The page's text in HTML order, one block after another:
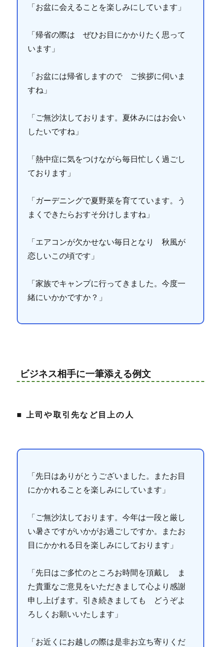
「お盆に会えることを楽しみにしています」
「帰省の際は ぜひお目にかかりたく思って
います」
「お盆には帰省しますので ご挨拶に伺いま
すね」
「ご無沙汰しております。夏休みにはお会い
したいですね」
「熱中症に気をつけながら毎日忙しく過ごし
ております」
「ガーデニングで夏野菜を育てています。う
まくできたらおすそ分けしますね」
「エアコンが欠かせない毎日となり 秋風が
恋しいこの頃です」
「家族でキャンプに行ってきました。今度一
緒にいかかですか？」
ビジネス相手に一筆添える例文
■ 上司や取引先など目上の人
「先日はありがとうございました。またお目
にかかれることを楽しみにしています」
「ご無沙汰しております。今年は一段と厳し
い暑さですがいかがお過ごしですか。またお
目にかかれる日を楽しみにしております」
「先日はご多忙のところお時間を頂戴し ま
た貴重なご意見をいただきまして心より感謝
申し上げます。引き続きましても どうぞよ
ろしくお願いいたします」
「お近くにお越しの際は是非お立ち寄りくだ